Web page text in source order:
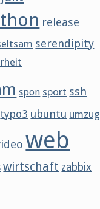
release
serendipity
spon sport ssh
typo3 ubuntu umzug
web
wirtschaft zabbix